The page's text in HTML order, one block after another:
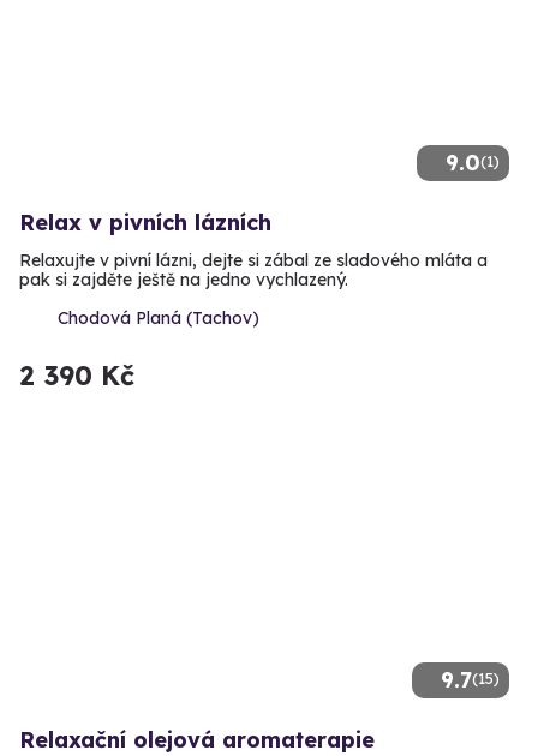
9.0(1)
Relax v pivních lázních
Relaxujte v pivní lázni, dejte si zábal ze sladového mláta a
pak si zajděte ještě na jedno vychlazený.
Chodová Planá (Tachov)
2 390 Kč
9.7(15)
Relaxační olejová aromaterapie